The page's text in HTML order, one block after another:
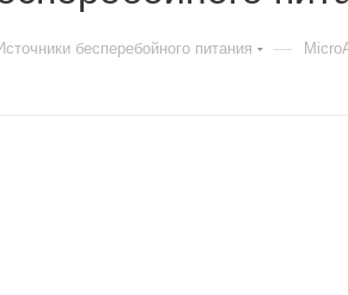
бесперебойного питания —